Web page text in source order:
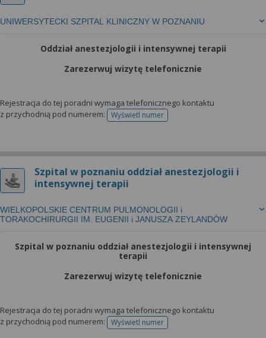
UNIWERSYTECKI SZPITAL KLINICZNY W POZNANIU
Oddział anestezjologii i intensywnej terapii
Zarezerwuj wizytę telefonicznie
Rejestracja do tej poradni wymaga telefonicznego kontaktu
z przychodnią pod numerem:
Wyświetl numertelefonu do rejestracji
Szpital w poznaniu oddział anestezjologii i
intensywnej terapii
WIELKOPOLSKIE CENTRUM PULMONOLOGII i
TORAKOCHIRURGII IM. EUGENII i JANUSZA ZEYLANDÓW
Szpital w poznaniu oddział anestezjologii i intensywnej
terapii
Zarezerwuj wizytę telefonicznie
Rejestracja do tej poradni wymaga telefonicznego kontaktu
z przychodnią pod numerem:
Wyświetl numertelefonu do rejestracji